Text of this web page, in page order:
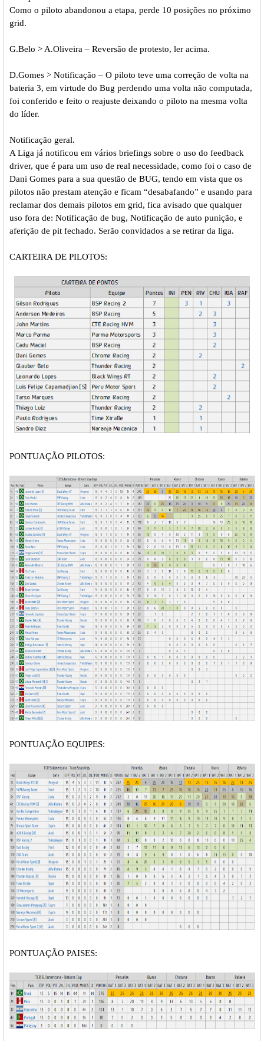
Como o piloto abandonou a etapa, perde 10 posições no próximo
grid.
G.Belo > A.Oliveira – Reversão de protesto, ler acima.
D.Gomes > Notificação – O piloto teve uma correção de volta na
bateria 3, em virtude do Bug perdendo uma volta não computada,
foi conferido e feito o reajuste deixando o piloto na mesma volta
do líder.
Notificação geral.
A Liga já notificou em vários briefings sobre o uso do feedback
driver, que é para um uso de real necessidade, como foi o caso de
Dani Gomes para a sua questão de BUG, tendo em vista que os
pilotos não prestam atenção e ficam “desabafando” e usando para
reclamar dos demais pilotos em grid, fica avisado que qualquer
uso fora de: Notificação de bug, Notificação de auto punição, e
aferição de pit fechado. Serão convidados a se retirar da liga.
CARTEIRA DE PILOTOS:
PONTUAÇÃO PILOTOS:
PONTUAÇÃO EQUIPES:
PONTUAÇÃO PAISES: